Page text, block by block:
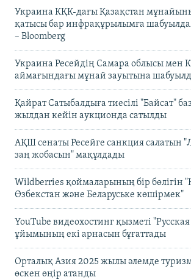
Украина КҚК-дағы Қазақстан
қатысы бар инфрақұрылымға
– Bloomberg
Украина Ресейдің Самара облысы мен
аймағындағы мұнай зауытына
Қайрат Сатыбалдыға тиесілі "Байсат"
жылдан кейін аукционда сатылды
АҚШ сенаты Ресейге санкция салатын
заң жобасын" мақұлдады
Wildberries қоймаларының бір бөлігін
Өзбекстан және Беларуське көшірмек"
YouTube видеохостинг қызметі
ұйымының екі арнасын бұғаттады
Орталық Азия 2025 жылы әлемде
өскен өңір атанды